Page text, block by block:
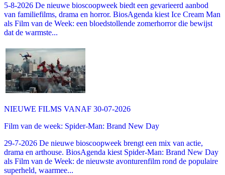
5-8-2026 De nieuwe bioscoopweek biedt een gevarieerd aanbod
van familiefilms, drama en horror. BiosAgenda kiest Ice Cream Man
als Film van de Week: een bloedstollende zomerhorror die bewijst
dat de warmste...
NIEUWE FILMS VANAF 30-07-2026
Film van de week: Spider-Man: Brand New Day
29-7-2026 De nieuwe bioscoopweek brengt een mix van actie,
drama en arthouse. BiosAgenda kiest Spider-Man: Brand New Day
als Film van de Week: de nieuwste avonturenfilm rond de populaire
superheld, waarmee...